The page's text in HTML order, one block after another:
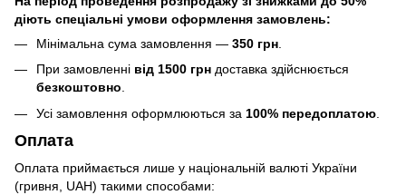
діють спеціальні умови оформлення замовлень:
Мінімальна сума замовлення — 350 грн
При замовленні від 1500 грн доставка здійснюється
безкоштовно.
Усі замовлення оформлюються за 100% передоплатою
Оплата
Оплата приймається лише у національній валюті України
(гривня, UAH) такими способами: